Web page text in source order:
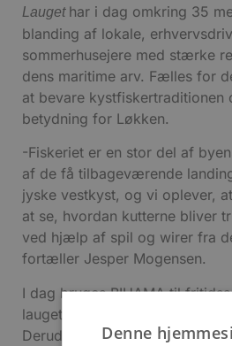
Lauget har i dag omkring 35
blanding af lokale,
sommerhusejere med stærke
dens maritime arv. Fælles for
at bevare kystfiskertraditionen
betydning for Løkken.
-Fiskeriet er en stor del af
af de få tilbageværende
jyske vestkyst, og vi oplever,
at se, hvordan kutterne bliver
ved hjælp af spil og wirer fra
fortæller Jesper Mogensen.
I dag bruges BIHAMA til
laugets medlemmer og
Derudover indgår kutteren i
Denne